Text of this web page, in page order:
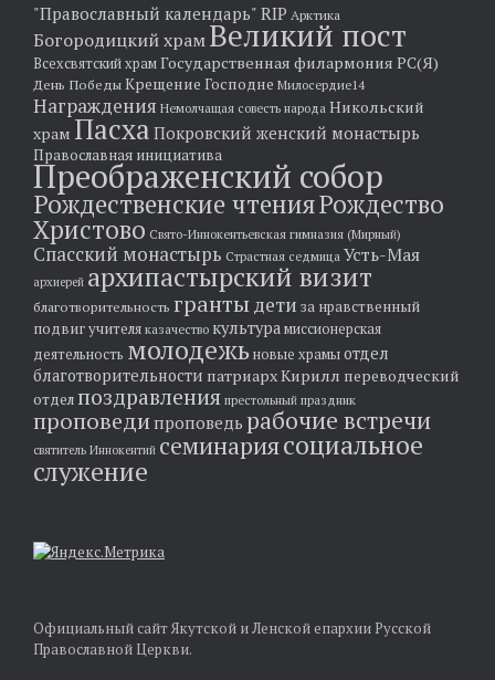
"Православный календарь" RIP Арктика
Богородицкий храмВеликий пост
Всехсвятский храмГосударственная филармония РС(Я)
День ПобедыКрещение Господне Милосердие14
Награждения Немолчащая совесть народа Никольский
храм Пасха Покровский женский монастырь
Православная инициатива
Преображенский собор
Рождественские чтенияРождество
Христово Свято-Иннокентьевская гимназия (Мирный)
Спасский монастырь Страстная седмица Усть-Мая
архиерей архипастырский визит
благотворительность гранты дети за нравственный
подвиг учителя казачество культура миссионерская
деятельность молодежьновые храмыотдел
благотворительности патриарх Кирилл переводческий
отделпоздравления престольный праздник
проповедипроповедь рабочие встречи
святитель Иннокентий семинариясоциальное
служение
Официальный сайт Якутской и Ленской епархии Русской
Православной Церкви.